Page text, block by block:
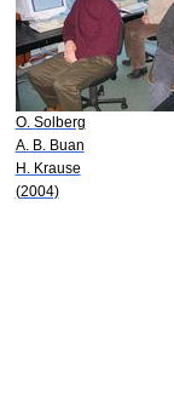
O. Solberg
A. B. Buan
H. Krause
(2004)